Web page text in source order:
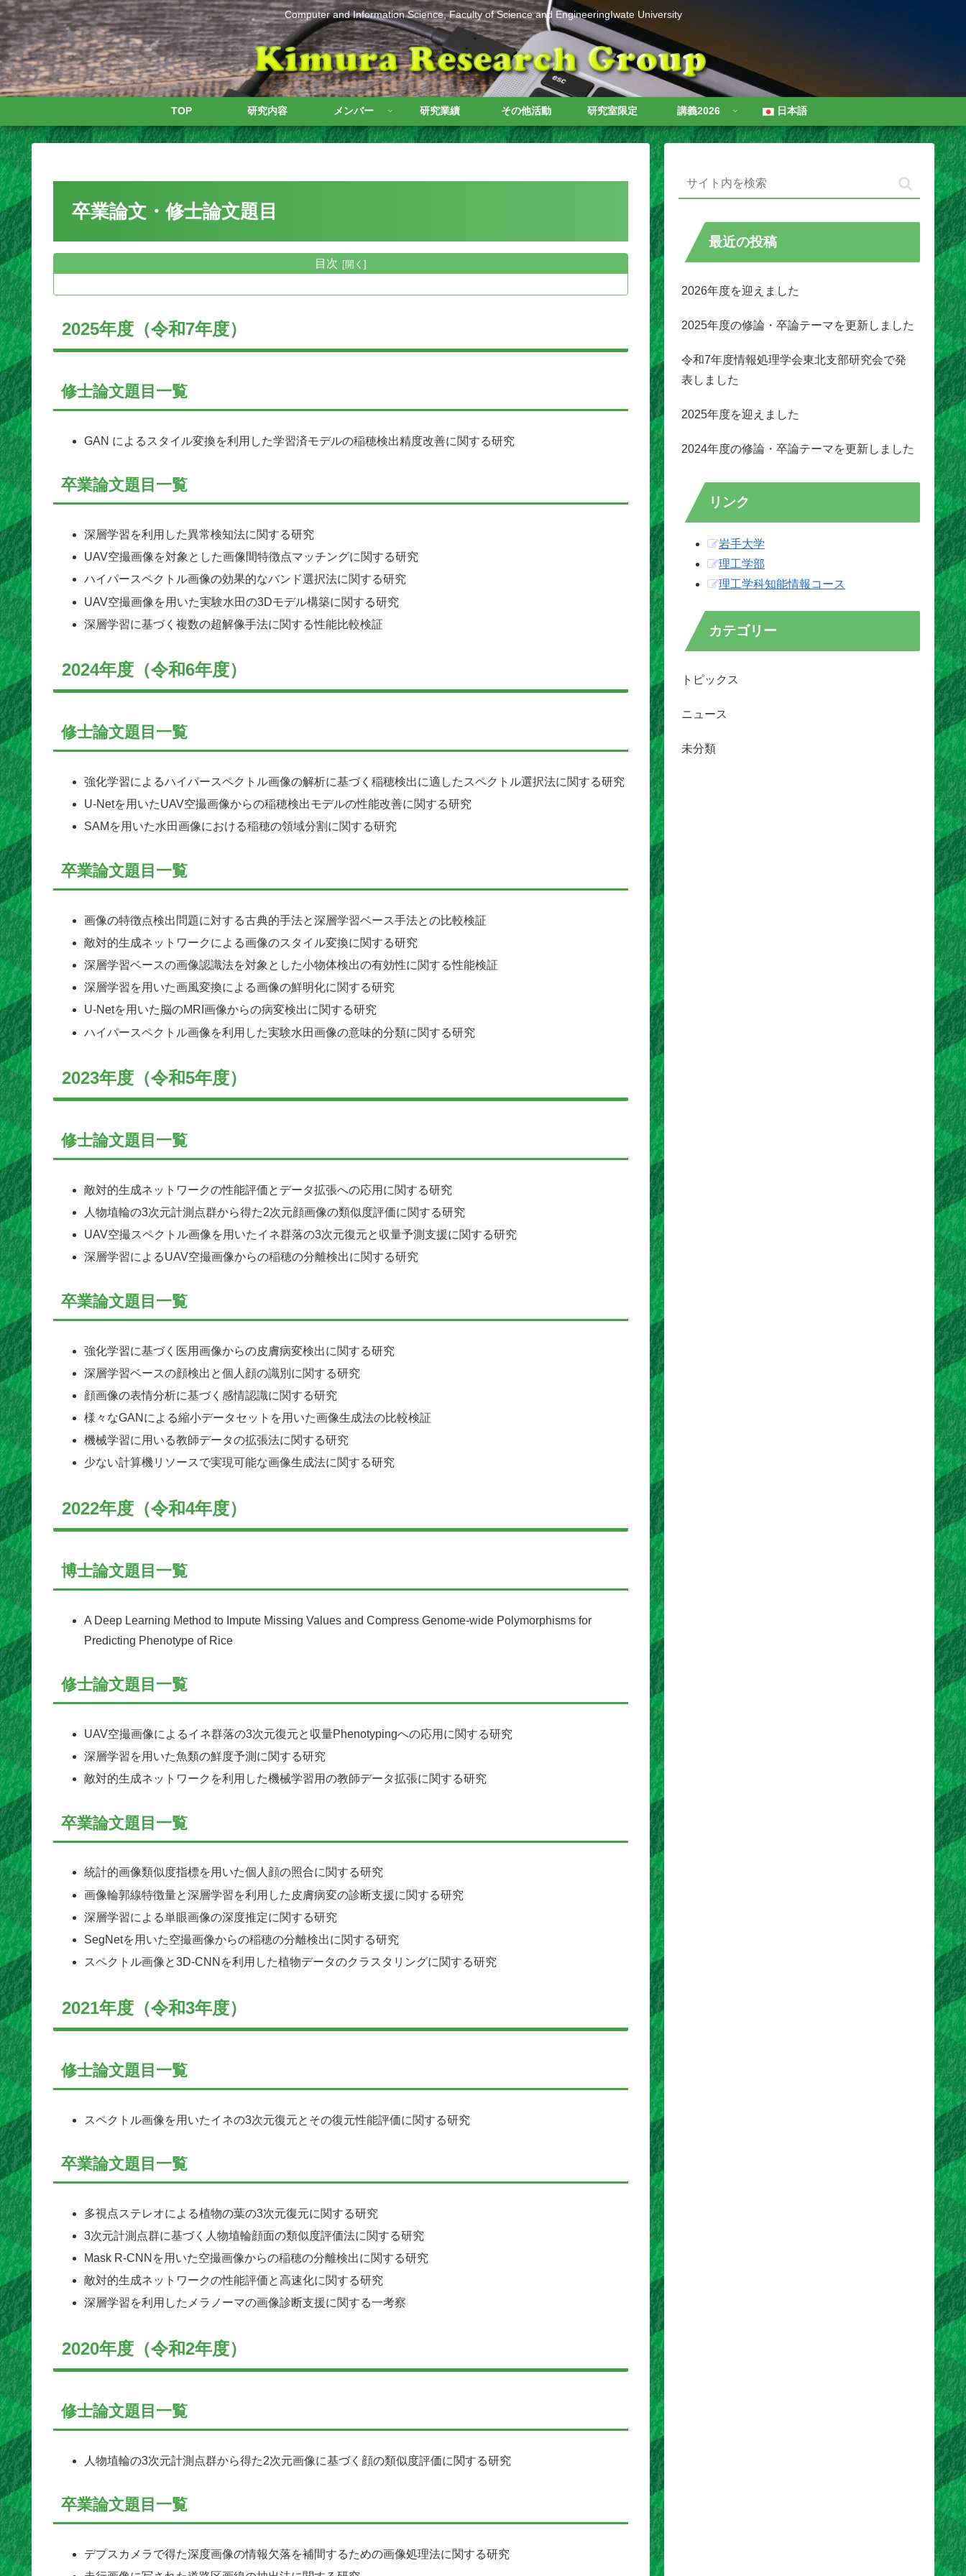
Computer and Information Science, Faculty of Science and EngineeringIwate University
TOP 研究内容 メンバー 研究業績 その他活動 研究室限定 講義2026 日本語
卒業論文・修士論文題目
目次
2025年度（令和7年度）
修士論文題目一覧
GAN によるスタイル変換を利用した学習済モデルの稲穂検出精度改善に関する研究
卒業論文題目一覧
深層学習を利用した異常検知法に関する研究
UAV空撮画像を対象とした画像間特徴点マッチングに関する研究
ハイパースペクトル画像の効果的なバンド選択法に関する研究
UAV空撮画像を用いた実験水田の3Dモデル構築に関する研究
深層学習に基づく複数の超解像手法に関する性能比較検証
2024年度（令和6年度）
修士論文題目一覧
強化学習によるハイパースペクトル画像の解析に基づく稲穂検出に適したスペクトル選択法に関する研究
U-Netを用いたUAV空撮画像からの稲穂検出モデルの性能改善に関する研究
SAMを用いた水田画像における稲穂の領域分割に関する研究
卒業論文題目一覧
画像の特徴点検出問題に対する古典的手法と深層学習ベース手法との比較検証
敵対的生成ネットワークによる画像のスタイル変換に関する研究
深層学習ベースの画像認識法を対象とした小物体検出の有効性に関する性能検証
深層学習を用いた画風変換による画像の鮮明化に関する研究
U-Netを用いた脳のMRI画像からの病変検出に関する研究
ハイパースペクトル画像を利用した実験水田画像の意味的分類に関する研究
2023年度（令和5年度）
修士論文題目一覧
敵対的生成ネットワークの性能評価とデータ拡張への応用に関する研究
人物埴輪の3次元計測点群から得た2次元顔画像の類似度評価に関する研究
UAV空撮スペクトル画像を用いたイネ群落の3次元復元と収量予測支援に関する研究
深層学習によるUAV空撮画像からの稲穂の分離検出に関する研究
卒業論文題目一覧
強化学習に基づく医用画像からの皮膚病変検出に関する研究
深層学習ベースの顔検出と個人顔の識別に関する研究
顔画像の表情分析に基づく感情認識に関する研究
様々なGANによる縮小データセットを用いた画像生成法の比較検証
機械学習に用いる教師データの拡張法に関する研究
少ない計算機リソースで実現可能な画像生成法に関する研究
2022年度（令和4年度）
博士論文題目一覧
A Deep Learning Method to Impute Missing Values and Compress Genome-wide Polymorphisms for
Predicting Phenotype of Rice
修士論文題目一覧
UAV空撮画像によるイネ群落の3次元復元と収量Phenotypingへの応用に関する研究
深層学習を用いた魚類の鮮度予測に関する研究
敵対的生成ネットワークを利用した機械学習用の教師データ拡張に関する研究
卒業論文題目一覧
統計的画像類似度指標を用いた個人顔の照合に関する研究
画像輪郭線特徴量と深層学習を利用した皮膚病変の診断支援に関する研究
深層学習による単眼画像の深度推定に関する研究
SegNetを用いた空撮画像からの稲穂の分離検出に関する研究
スペクトル画像と3D-CNNを利用した植物データのクラスタリングに関する研究
2021年度（令和3年度）
修士論文題目一覧
スペクトル画像を用いたイネの3次元復元とその復元性能評価に関する研究
卒業論文題目一覧
多視点ステレオによる植物の葉の3次元復元に関する研究
3次元計測点群に基づく人物埴輪顔面の類似度評価法に関する研究
Mask R-CNNを用いた空撮画像からの稲穂の分離検出に関する研究
敵対的生成ネットワークの性能評価と高速化に関する研究
深層学習を利用したメラノーマの画像診断支援に関する一考察
2020年度（令和2年度）
修士論文題目一覧
人物埴輪の3次元計測点群から得た2次元画像に基づく顔の類似度評価に関する研究
卒業論文題目一覧
デプスカメラで得た深度画像の情報欠落を補間するための画像処理法に関する研究
最近の投稿
2026年度を迎えました
2025年度の修論・卒論テーマを更新しました
令和7年度情報処理学会東北支部研究会で発
表しました
2025年度を迎えました
2024年度の修論・卒論テーマを更新しました
リンク
岩手大学
理工学部
理工学科知能情報コース
カテゴリー
トピックス
ニュース
未分類